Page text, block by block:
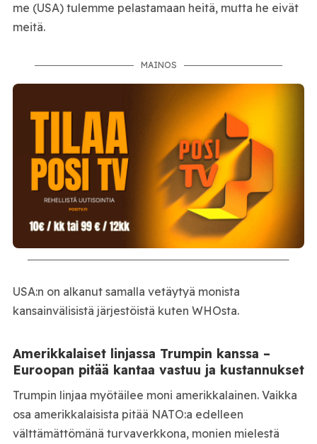
me (USA) tulemme pelastamaan heitä, mutta he eivät
meitä.
MAINOS
USA:n on alkanut samalla vetäytyä monista
kansainvälisistä järjestöistä kuten WHOsta.
Amerikkalaiset linjassa Trumpin kanssa –
Euroopan pitää kantaa vastuu ja kustannukset
Trumpin linjaa myötäilee moni amerikkalainen. Vaikka
osa amerikkalaisista pitää NATO:a edelleen
välttämättömänä turvaverkkona, monien mielestä